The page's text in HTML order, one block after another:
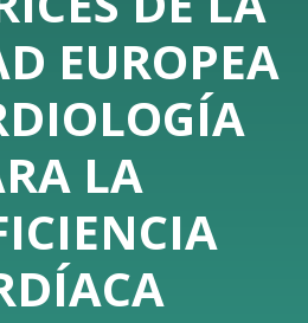
EUROPEA
LA